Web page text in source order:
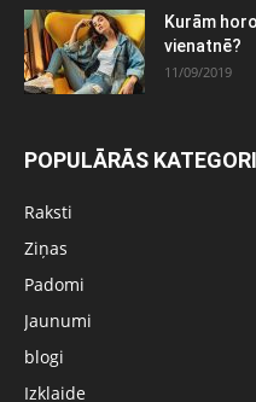
Kurām
vienatnē?
11/09/2019
POPULĀRĀS
Raksti
Ziņas
Padomi
Jaunumi
blogi
Izklaide